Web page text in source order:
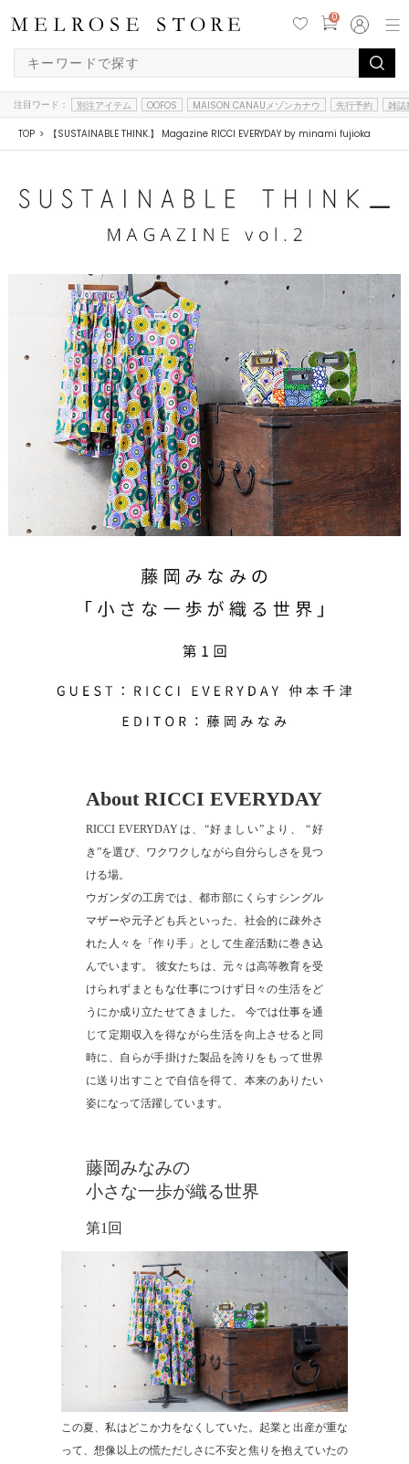
0
注目ワード： 別注アイテム OOFOS MAISON CANAUメゾンカナウ 先行予約 雑誌
TOP 【SUSTAINABLE THINK.】 Magazine RICCI EVERYDAY by minami fujioka
About RICCI EVERYDAY
RICCI EVERYDAYは、“好ましい”より、 “好
き”を選び、ワクワクしながら自分らしさを見つ
ける場。
ウガンダの工房では、都市部にくらすシングル
マザーや元子ども兵といった、社会的に疎外さ
れた人々を「作り手」として生産活動に巻き込
んでいます。 彼女たちは、元々は高等教育を受
けられずまともな仕事につけず日々の生活をど
うにか成り立たせてきました。 今では仕事を通
じて定期収入を得ながら生活を向上させると同
時に、自らが手掛けた製品を誇りをもって世界
に送り出すことで自信を得て、本来のありたい
姿になって活躍しています。
藤岡みなみの
小さな一歩が織る世界
第1回
この夏、私はどこか力をなくしていた。起業と出産が重な
って、想像以上の慌ただしさに不安と焦りを抱えていたの